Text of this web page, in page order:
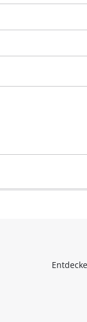
this content